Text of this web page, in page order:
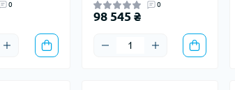
0 0
98 545 ₴